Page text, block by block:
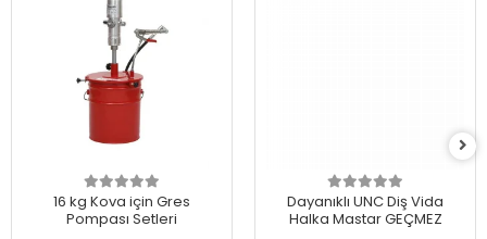
16 kg Kova için Gres
Pompası Setleri
Dayanıklı UNC Diş Vida
Halka Mastar GEÇMEZ